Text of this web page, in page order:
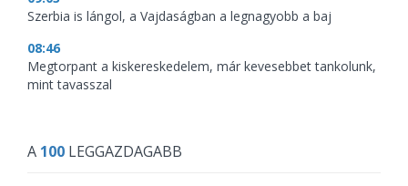
Szerbia is lángol, a Vajdaságban a legnagyobb a baj
08:46
Megtorpant a kiskereskedelem, már kevesebbet tankolunk,
mint tavasszal
A 100 LEGGAZDAGABB